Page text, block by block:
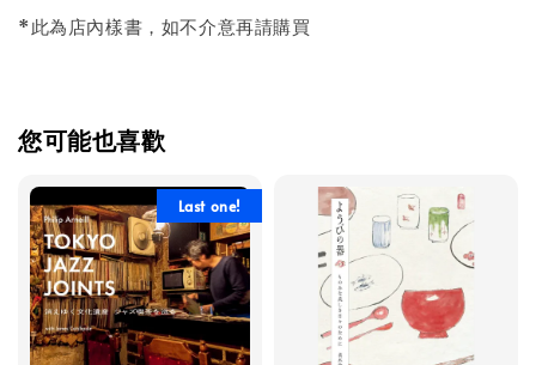
*此為店內樣書，如不介意再請購買
您可能也喜歡
Last one!